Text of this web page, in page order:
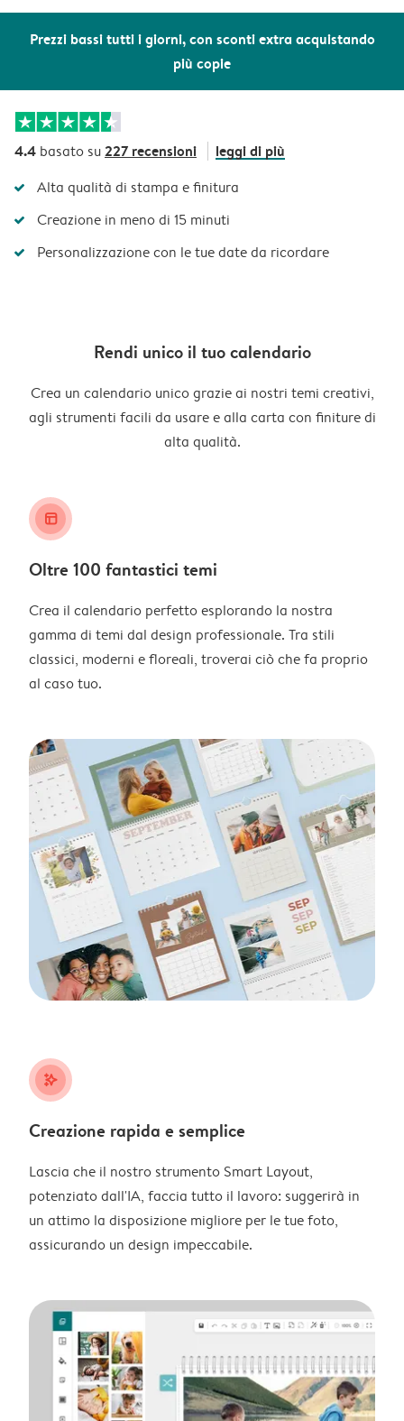
Prezzi bassi tutti i giorni, con sconti extra acquistando
più copie
4.4 basato su227 recensioni leggi di più
Alta qualità di stampa e finitura
Creazione in meno di 15 minuti
Personalizzazione con le tue date da ricordare
Rendi unico il tuo calendario
Crea un calendario unico grazie ai nostri temi creativi,
agli strumenti facili da usare e alla carta con finiture di
alta qualità.
layout_alt
Oltre 100 fantastici temi
Crea il calendario perfetto esplorando la nostra
gamma di temi dal design professionale. Tra stili
classici, moderni e floreali, troverai ciò che fa proprio
al caso tuo.
stars_plus
Creazione rapida e semplice
Lascia che il nostro strumento Smart Layout,
potenziato dall'IA, faccia tutto il lavoro: suggerirà in
un attimo la disposizione migliore per le tue foto,
assicurando un design impeccabile.